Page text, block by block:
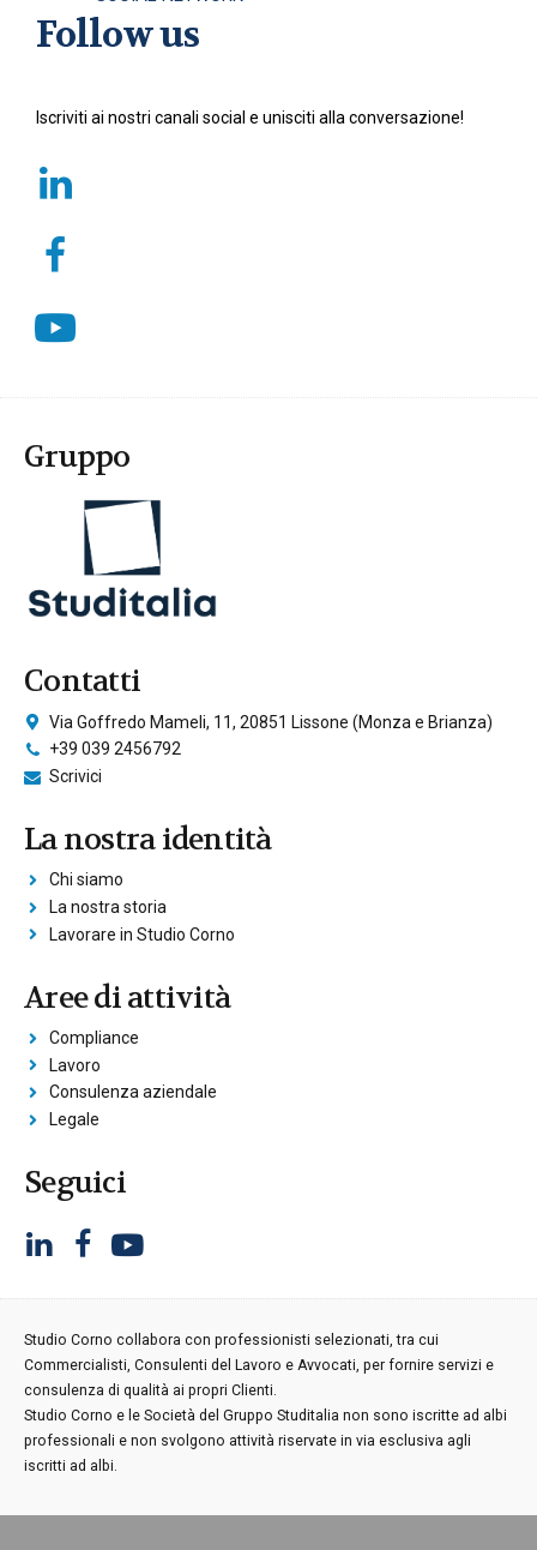
Follow us
Iscriviti ai nostri canali social e unisciti alla conversazione!
Gruppo
Contatti
Via Goffredo Mameli, 11, 20851 Lissone (Monza e Brianza)
+39 039 2456792
Scrivici
La nostra identità
Chi siamo
La nostra storia
Lavorare in Studio Corno
Aree di attività
Compliance
Lavoro
Consulenza aziendale
Legale
Seguici
Studio Corno collabora con professionisti selezionati, tra cui
Commercialisti, Consulenti del Lavoro e Avvocati, per fornire servizi e
consulenza di qualità ai propri Clienti.
Studio Corno e le Società del Gruppo Studitalia non sono iscritte ad albi
professionali e non svolgono attività riservate in via esclusiva agli
iscritti ad albi.